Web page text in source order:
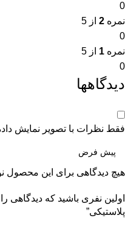
0
نمره 2 از 5
0
نمره 1 از 5
0
دیدگاهها
فقط نظرات با تصویر نمایش
هیچ دیدگاهی برای این محصول
پلاستیکی”